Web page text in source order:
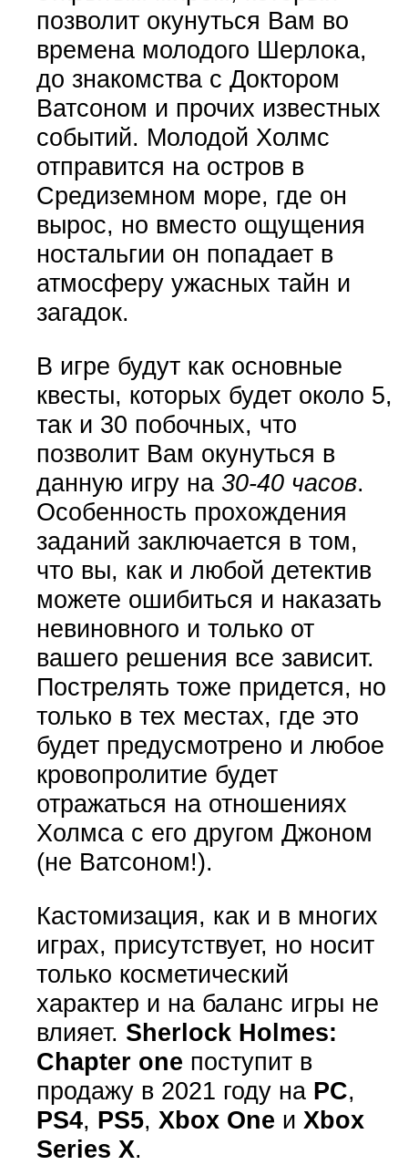
позволит окунуться Вам во
времена молодого Шерлока,
до знакомства с Доктором
Ватсоном и прочих известных
событий. Молодой Холмс
отправится на остров в
Средиземном море, где он
вырос, но вместо ощущения
ностальгии он попадает в
атмосферу ужасных тайн и
загадок.
В игре будут как основные
квесты, которых будет около 5,
так и 30 побочных, что
позволит Вам окунуться в
данную игру на 30-40 часов.
Особенность прохождения
заданий заключается в том,
что вы, как и любой детектив
можете ошибиться и наказать
невиновного и только от
вашего решения все зависит.
Пострелять тоже придется, но
только в тех местах, где это
будет предусмотрено и любое
кровопролитие будет
отражаться на отношениях
Холмса с его другом Джоном
(не Ватсоном!).
Кастомизация, как и в многих
играх, присутствует, но носит
только косметический
характер и на баланс игры не
влияет. Sherlock Holmes:
Chapter one поступит в
продажу в 2021 году на PC,
PS4, PS5, Xbox One и Xbox
Series X.